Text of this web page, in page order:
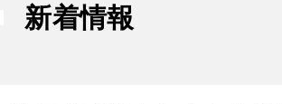
新着情報